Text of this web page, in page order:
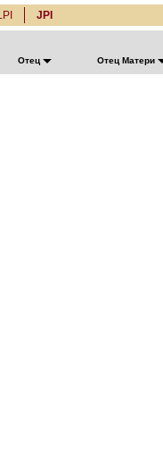
JPI
Отец Отец Матери